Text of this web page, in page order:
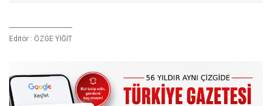
Editör : ÖZGE YİĞİT